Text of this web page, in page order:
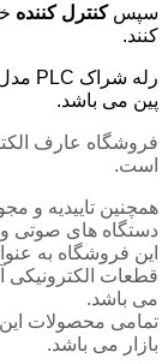
سپسکنترل کننده
کنند.
پین می باشد.
است.
همچنین تاییدیه و
دستگاه های صوتی و
این فروشگاه به
قطعات الکترونیکی
می باشد.
تمامی محصولات
بازار می باشد.